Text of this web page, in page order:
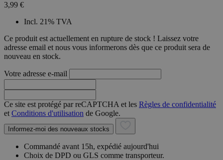
3,99 €
Incl. 21% TVA
Ce produit est actuellement en rupture de stock ! Laissez votre
adresse email et nous vous informerons dès que ce produit sera de
nouveau en stock.
Votre adresse e-mail
Ce site est protégé par reCAPTCHA et les Règles de confidentialité
et Conditions d'utilisation de Google.
Informez-moi des nouveaux stocks
Commandé avant 15h, expédié aujourd'hui
Choix de DPD ou GLS comme transporteur.